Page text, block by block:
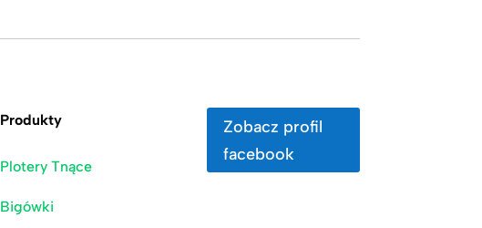
Produkty
Plotery Tnące
Bigówki
Zobacz profil
facebook